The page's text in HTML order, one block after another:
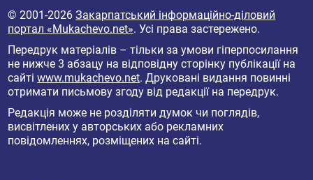
© 2001-2026Закарпатський інформаційно-діловий
портал «Mukachevo.net». Усі права застережено.
Передрук матеріалів – тільки за умови гіперпосилання
не нижче 3 абзацу на відповідну сторінку публікації на
сайтіwww.mukachevo.net. Друковані видання повинні
отримати письмову згоду від редакції на передрук.
Редакція може не розділяти думок чи поглядів,
висвітлених у авторських або рекламних
повідомленнях, розміщених на сайті.